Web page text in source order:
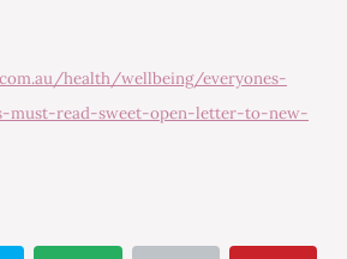
health/wellbeing/everyones-
must-read-sweet-open-letter-to-new-